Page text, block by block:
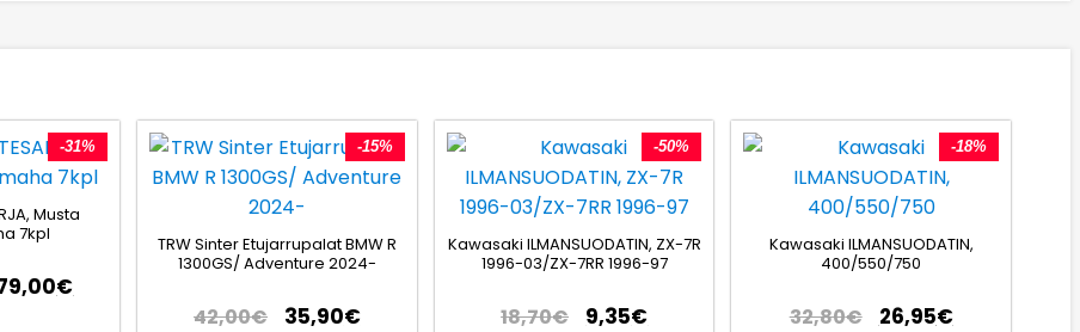
-31%
Musta
7kpl
€
-15%
TRW Sinter Etujarrupalat BMW R
1300GS/ Adventure 2024-
42,00€ 35,90€
-50%
Kawasaki ILMANSUODATIN, ZX-7R
1996-03/ZX-7RR 1996-97
18,70€ 9,35€
-18%
Kawasaki ILMANSUODATIN,
400/550/750
32,80€ 26,95€